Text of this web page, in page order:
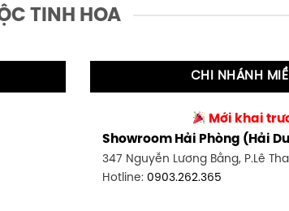
TINH HOA
CHI NHÁNH
Mới khai
Showroom Hải Phòng (Hải
347 Nguyễn Lương Bằng, P.Lê
Hotline:0903.262.365